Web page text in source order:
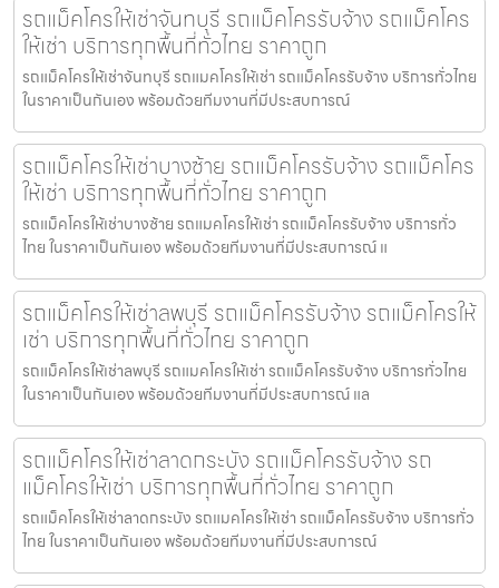
รถแม็คโครให้เช่าจันทบุรี รถแม็คโครรับจ้าง รถแม็คโคร
ให้เช่า บริการทุกพื้นที่ทั่วไทย ราคาถูก
รถแม็คโครให้เช่าจันทบุรี รถแมคโครให้เช่า รถแม็คโครรับจ้าง บริการทั่วไทย
ในราคาเป็นกันเอง พร้อมด้วยทีมงานที่มีประสบการณ์
รถแม็คโครให้เช่าบางซ้าย รถแม็คโครรับจ้าง รถแม็คโคร
ให้เช่า บริการทุกพื้นที่ทั่วไทย ราคาถูก
รถแม็คโครให้เช่าบางซ้าย รถแมคโครให้เช่า รถแม็คโครรับจ้าง บริการทั่ว
ไทย ในราคาเป็นกันเอง พร้อมด้วยทีมงานที่มีประสบการณ์ แ
รถแม็คโครให้เช่าลพบุรี รถแม็คโครรับจ้าง รถแม็คโครให้
เช่า บริการทุกพื้นที่ทั่วไทย ราคาถูก
รถแม็คโครให้เช่าลพบุรี รถแมคโครให้เช่า รถแม็คโครรับจ้าง บริการทั่วไทย
ในราคาเป็นกันเอง พร้อมด้วยทีมงานที่มีประสบการณ์ แล
รถแม็คโครให้เช่าลาดกระบัง รถแม็คโครรับจ้าง รถ
แม็คโครให้เช่า บริการทุกพื้นที่ทั่วไทย ราคาถูก
รถแม็คโครให้เช่าลาดกระบัง รถแมคโครให้เช่า รถแม็คโครรับจ้าง บริการทั่ว
ไทย ในราคาเป็นกันเอง พร้อมด้วยทีมงานที่มีประสบการณ์